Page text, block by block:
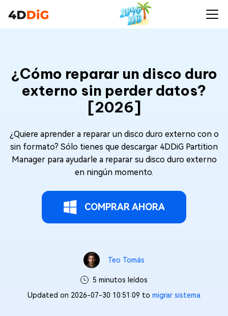
¿Cómo reparar un disco duro
externo sin perder datos?
[2026]
¿Quiere aprender a reparar un disco duro externo con o
sin formato? Sólo tienes que descargar 4DDiG Partition
Manager para ayudarle a reparar su disco duro externo
en ningún momento.
COMPRAR AHORA
Teo Tomás
5 minutos leídos
Updated on 2026-07-30 10:51:09 to migrar sistema